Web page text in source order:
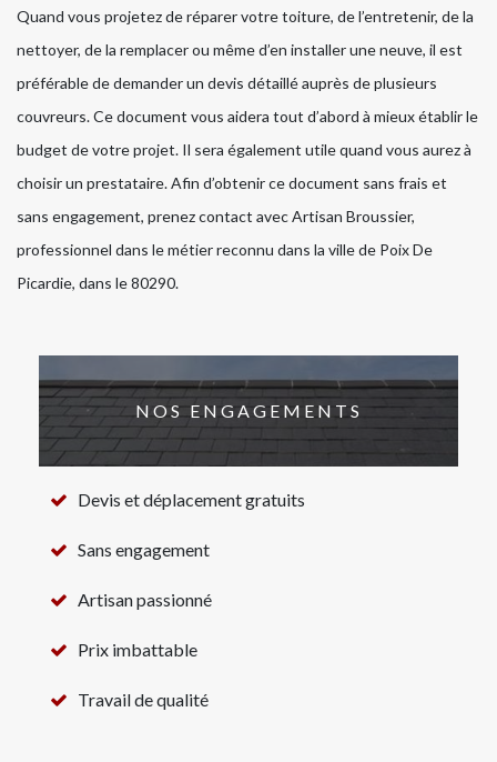
Quand vous projetez de réparer votre toiture, de l’entretenir, de la
nettoyer, de la remplacer ou même d’en installer une neuve, il est
préférable de demander un devis détaillé auprès de plusieurs
couvreurs. Ce document vous aidera tout d’abord à mieux établir le
budget de votre projet. Il sera également utile quand vous aurez à
choisir un prestataire. Afin d’obtenir ce document sans frais et
sans engagement, prenez contact avec Artisan Broussier,
professionnel dans le métier reconnu dans la ville de Poix De
Picardie, dans le 80290.
NOS ENGAGEMENTS
Devis et déplacement gratuits
Sans engagement
Artisan passionné
Prix imbattable
Travail de qualité